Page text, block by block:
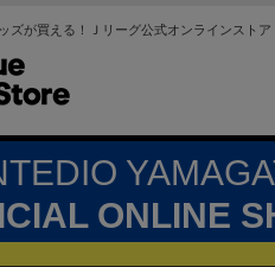
ズが買える！Ｊリーグ公式オンラインストア
ONLINE